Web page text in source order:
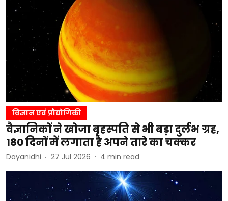
विज्ञान एवं प्रौद्योगिकी
वैज्ञानिकों ने खोजा बृहस्पति से भी बड़ा दुर्लभ ग्रह,
180 दिनों में लगाता है अपने तारे का चक्कर
Dayanidhi 27 Jul 2026 4 min read